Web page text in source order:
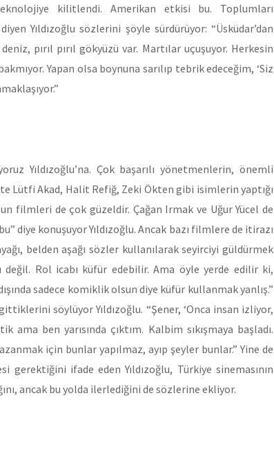
kilitlendi. Amerikan etkisi bu. Toplumları
Yıldızoğlu sözlerini şöyle sürdürüyor: “Üsküdar’dan
pırıl pırıl gökyüzü var. Martılar uçuşuyor. Herkesin
Yapan olsa boynuna sarılıp tebrik edeceğim, ‘Siz
Yıldızoğlu’na. Çok başarılı yönetmenlerin, önemli
Lütfi Akad, Halit Refiğ, Zeki Ökten gibi isimlerin yaptığı
filmleri de çok güzeldir. Çağan Irmak ve Uğur Yücel de
diye konuşuyor Yıldızoğlu. Ancak bazı filmlere de itirazı
belden aşağı sözler kullanılarak seyirciyi güldürmek
Rol icabı küfür edebilir. Ama öyle yerde edilir ki,
sadece komiklik olsun diye küfür kullanmak yanlış.”
söylüyor Yıldızoğlu. “Şener, ‘Onca insan izliyor,
ama ben yarısında çıktım. Kalbim sıkışmaya başladı.
için bunlar yapılmaz, ayıp şeyler bunlar.” Yine de
ifade eden Yıldızoğlu, Türkiye sinemasının
ancak bu yolda ilerlediğini de sözlerine ekliyor.